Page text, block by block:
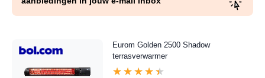
Eurom Golden 2500 Shadow
terrasverwarmer
★★★★★
★★★★★